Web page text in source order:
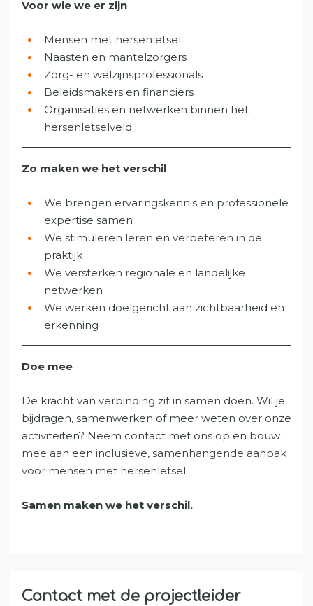
Voor wie we er zijn
Mensen met hersenletsel
Naasten en mantelzorgers
Zorg- en welzijnsprofessionals
Beleidsmakers en financiers
Organisaties en netwerken binnen het
hersenletselveld
Zo maken we het verschil
We brengen ervaringskennis en professionele
expertise samen
We stimuleren leren en verbeteren in de
praktijk
We versterken regionale en landelijke
netwerken
We werken doelgericht aan zichtbaarheid en
erkenning
Doe mee
De kracht van verbinding zit in samen doen. Wil je
bijdragen, samenwerken of meer weten over onze
activiteiten? Neem contact met ons op en bouw
mee aan een inclusieve, samenhangende aanpak
voor mensen met hersenletsel.
Samen maken we het verschil.
Contact met de projectleider